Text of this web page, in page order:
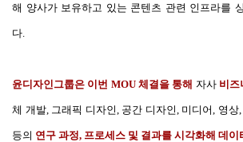
해 양사가 보유하고 있는 콘텐츠 관련 인프라를
다.
윤디자인그룹은 이번 MOU 체결을 통해 자사 비즈
체 개발, 그래픽 디자인, 공간 디자인, 미디어, 영
등의 연구 과정, 프로세스 및 결과를 시각화해 데이